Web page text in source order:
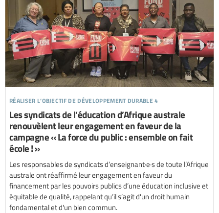
réaliser l’objectif de développement durable 4
Les syndicats de l’éducation d’Afrique australe
renouvèlent leur engagement en faveur de la
campagne « La force du public : ensemble on fait
école ! »
Les responsables de syndicats d’enseignant·e·s de toute l’Afrique
australe ont réaffirmé leur engagement en faveur du
financement par les pouvoirs publics d’une éducation inclusive et
équitable de qualité, rappelant qu’il s’agit d'un droit humain
fondamental et d'un bien commun.